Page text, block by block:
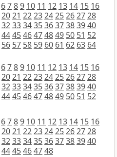
6789 10 11 12 13 14 15 16
2021 22232425262728
323334353637383940
444546474849 50 51 52
56 57 58 59 60 61 62 63 64
6789 10 11 12 13 14 15 16
2021 22232425262728
323334353637383940
444546474849 50 51 52
6789 10 11 12 13 14 15 16
2021 22232425262728
323334353637383940
4445464748